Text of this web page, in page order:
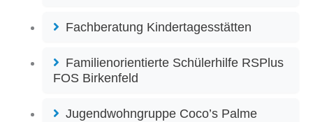
Fachberatung Kindertagesstätten
Familienorientierte Schülerhilfe RSPlus
FOS Birkenfeld
Jugendwohngruppe Coco’s Palme